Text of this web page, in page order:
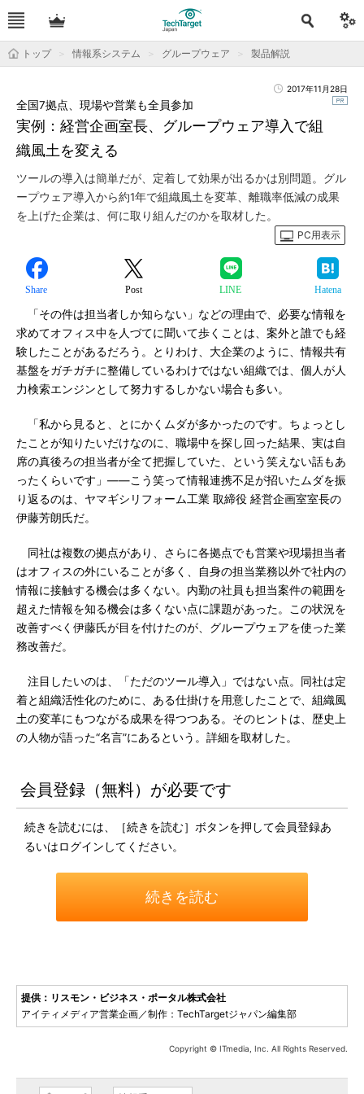
トップ 情報系システム グループウェア 製品解説
2017年11月28日
実例：経営企画室長、グループウェア導入で組
織風土を変える
全国7拠点、現場や営業も全員参加
ツールの導入は簡単だが、定着して効果が出るかは別問題。グル
ープウェア導入から約1年で組織風土を変革、離職率低減の成果
を上げた企業は、何に取り組んだのかを取材した。
PC用表示
Share Post LINE Hatena
「その件は担当者しか知らない」などの理由で、必要な情報を
求めてオフィス中を人づてに聞いて歩くことは、案外と誰でも経
験したことがあるだろう。とりわけ、大企業のように、情報共有
基盤をガチガチに整備しているわけではない組織では、個人が人
力検索エンジンとして努力するしかない場合も多い。
「私から見ると、とにかくムダが多かったのです。ちょっとし
たことが知りたいだけなのに、職場中を探し回った結果、実は自
席の真後ろの担当者が全て把握していた、という笑えない話もあ
ったくらいです」――こう笑って情報連携不足が招いたムダを振
り返るのは、ヤマギシリフォーム工業 取締役 経営企画室室長の
伊藤芳朗氏だ。
同社は複数の拠点があり、さらに各拠点でも営業や現場担当者
はオフィスの外にいることが多く、自身の担当業務以外で社内の
情報に接触する機会は多くない。内勤の社員も担当案件の範囲を
超えた情報を知る機会は多くない点に課題があった。この状況を
改善すべく伊藤氏が目を付けたのが、グループウェアを使った業
務改善だ。
注目したいのは、「ただのツール導入」ではない点。同社は定
着と組織活性化のために、ある仕掛けを用意したことで、組織風
土の変革にもつながる成果を得つつある。そのヒントは、歴史上
の人物が語った“名言”にあるという。詳細を取材した。
会員登録（無料）が必要です
続きを読むには、［続きを読む］ボタンを押して会員登録あ
るいはログインしてください。
続きを読む
提供：リスモン・ビジネス・ポータル株式会社
アイティメディア営業企画／制作：TechTargetジャパン編集部
Copyright © ITmedia, Inc. All Rights Reserved.